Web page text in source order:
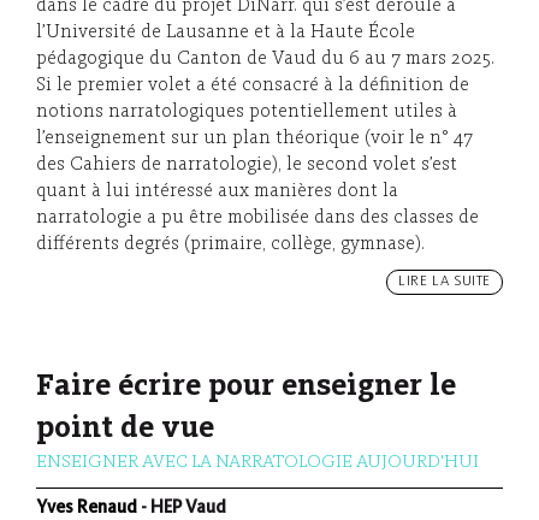
dans le cadre du projet DiNarr. qui s’est déroulé à
l’Université de Lausanne et à la Haute École
pédagogique du Canton de Vaud du 6 au 7 mars 2025.
Si le premier volet a été consacré à la définition de
notions narratologiques potentiellement utiles à
l’enseignement sur un plan théorique (voir le n° 47
des Cahiers de narratologie), le second volet s’est
quant à lui intéressé aux manières dont la
narratologie a pu être mobilisée dans des classes de
différents degrés (primaire, collège, gymnase).
LIRE LA SUITE
Faire écrire pour enseigner le
point de vue
ENSEIGNER AVEC LA NARRATOLOGIE AUJOURD'HUI
Yves Renaud - HEP Vaud